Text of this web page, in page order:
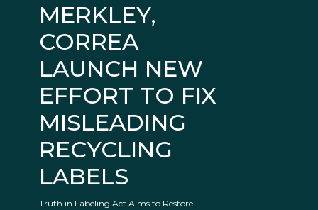
MERKLEY,
CORREA
LAUNCH NEW
EFFORT TO FIX
MISLEADING
RECYCLING
LABELS
Truth in Labeling Act Aims to Restore